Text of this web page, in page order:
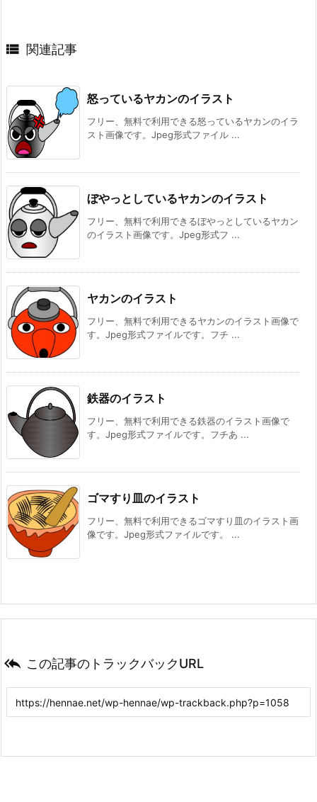
 関連記事
怒っているヤカンのイラスト
フリー、無料で利用できる怒っているヤカンのイラ
スト画像です。Jpeg形式ファイル ...
ぼやっとしているヤカンのイラスト
フリー、無料で利用できるぼやっとしているヤカン
のイラスト画像です。Jpeg形式フ ...
ヤカンのイラスト
フリー、無料で利用できるヤカンのイラスト画像で
す。Jpeg形式ファイルです。フチ ...
鉄器のイラスト
フリー、無料で利用できる鉄器のイラスト画像で
す。Jpeg形式ファイルです。フチあ ...
ゴマすり皿のイラスト
フリー、無料で利用できるゴマすり皿のイラスト画
像です。Jpeg形式ファイルです。 ...
 この記事のトラックバックURL